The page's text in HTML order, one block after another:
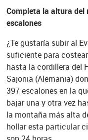
Completa la altura del
escalones
¿Te gustaría subir al
suficiente para
hasta la cordillera del
Sajonia (Alemania)
397 escalones en la
bajar una y otra vez
la montaña más alta
hollar esta particular